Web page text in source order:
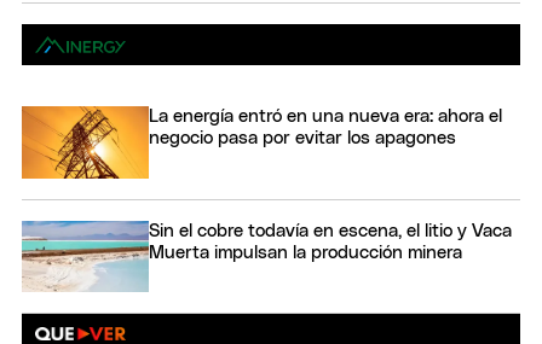
La energía entró en una nueva era: ahora el
negocio pasa por evitar los apagones
Sin el cobre todavía en escena, el litio y Vaca
Muerta impulsan la producción minera